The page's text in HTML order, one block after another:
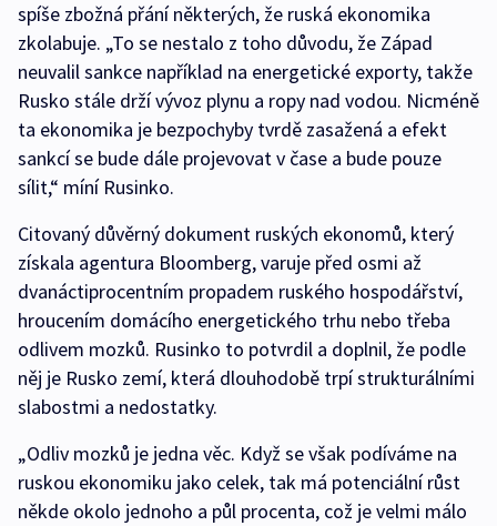
spíše zbožná přání některých, že ruská ekonomika
zkolabuje. „To se nestalo z toho důvodu, že Západ
neuvalil sankce například na energetické exporty, takže
Rusko stále drží vývoz plynu a ropy nad vodou. Nicméně
ta ekonomika je bezpochyby tvrdě zasažená a efekt
sankcí se bude dále projevovat v čase a bude pouze
sílit,“ míní Rusinko.
Citovaný důvěrný dokument ruských ekonomů, který
získala agentura Bloomberg, varuje před osmi až
dvanáctiprocentním propadem ruského hospodářství,
hroucením domácího energetického trhu nebo třeba
odlivem mozků. Rusinko to potvrdil a doplnil, že podle
něj je Rusko zemí, která dlouhodobě trpí strukturálními
slabostmi a nedostatky.
„Odliv mozků je jedna věc. Když se však podíváme na
ruskou ekonomiku jako celek, tak má potenciální růst
někde okolo jednoho a půl procenta, což je velmi málo